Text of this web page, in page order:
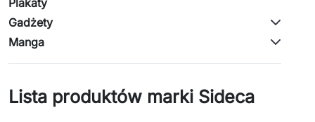
Gadżety
Manga
Lista produktów marki Sideca